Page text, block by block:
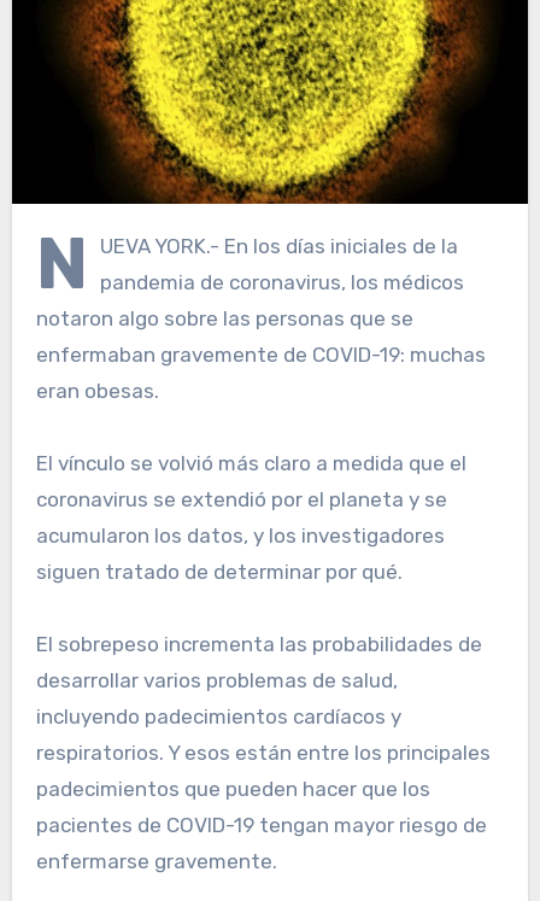
N
UEVA YORK.- En los días iniciales de la
pandemia de coronavirus, los médicos
notaron algo sobre las personas que se
enfermaban gravemente de COVID-19: muchas
eran obesas.
El vínculo se volvió más claro a medida que el
coronavirus se extendió por el planeta y se
acumularon los datos, y los investigadores
siguen tratado de determinar por qué.
El sobrepeso incrementa las probabilidades de
desarrollar varios problemas de salud,
incluyendo padecimientos cardíacos y
respiratorios. Y esos están entre los principales
padecimientos que pueden hacer que los
pacientes de COVID-19 tengan mayor riesgo de
enfermarse gravemente.